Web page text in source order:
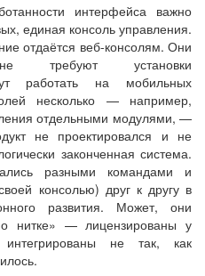
интерфейса важно
единая консоль управления.
отдаётся веб-консолям. Они
не требуют установки
работать на мобильных
несколько — например,
отдельными модулями, —
не проектировался и не
законченная система.
разными командами и
консолью) друг к другу в
развития. Может, они
нитке» — лицензированы у
не так, как